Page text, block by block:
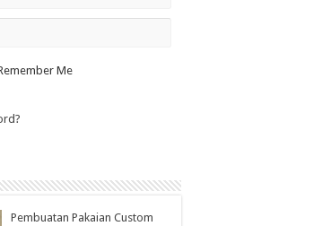
Me
Pembuatan Pakaian Custom